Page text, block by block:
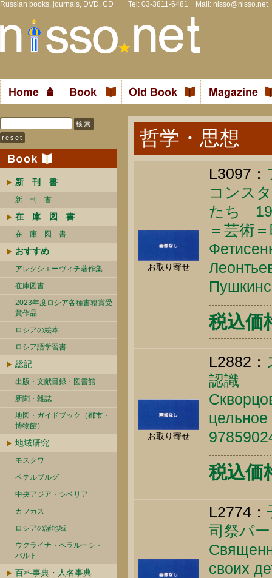
Russian books, journals, DVD, CD Tel: 03-3811-6481 Mail: nisso@nisso.net
新 刊 書
新 刊 書
在 庫 図 書
在 庫 図 書
おすすめ
アレクシエーヴィチ著作集
在庫図書
2023年度ロシア各種書籍賞受
賞作品
ロシアの絵本
ロシア語学習書
総記
出版・文献目録・図書館
新聞・雑誌
地図・ガイドブック（都市・
博物館）
地域研究
モスクワ
ペテルブルグ
中央アジア・シベリア
カフカス
ロシアの諸地域
ウクライナ・ベラルーシ・
バルト
百科事典・人名事典
哲学・思想
お取り寄せ
L3097：
コンス
たち 19
＝芸術
税込価
お取り寄せ
L2882：
認識
税込価
L2774：
司祭パ
своих